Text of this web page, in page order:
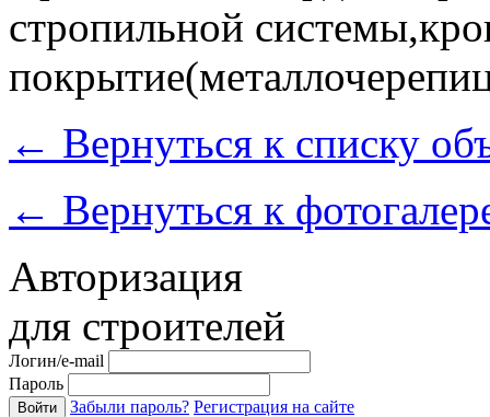
стропильной
← Вернуться к списку
← Вернуться к
Авторизация
для строителей
Логин/e-mail
Пароль
Войти Забыли пароль? Регистрация на сайте